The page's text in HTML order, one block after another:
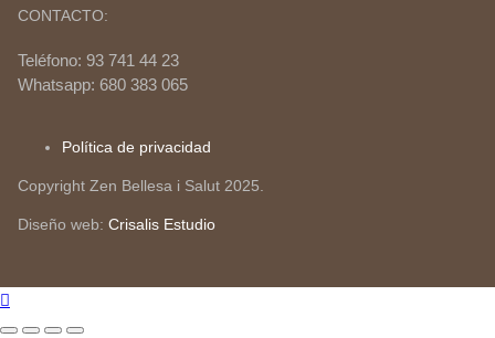
CONTACTO:
Teléfono: 93 741 44 23
Whatsapp: 680 383 065
Política de privacidad
Copyright Zen Bellesa i Salut 2025.
Diseño web: Crisalis Estudio